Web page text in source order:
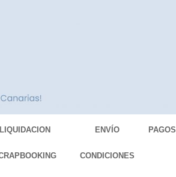
LIQUIDACION ENVÍO
CONDICIONES
PAGOS